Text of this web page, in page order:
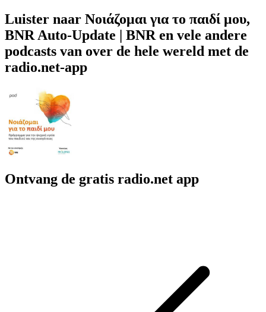
Luister naar Νοιάζομαι για το παιδί μου,
BNR Auto-Update | BNR en vele andere
podcasts van over de hele wereld met de
radio.net-app
Ontvang de gratis radio.net app